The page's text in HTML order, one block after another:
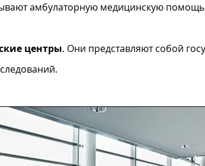
амбулаторную медицинскую
центры. Они представляют собой